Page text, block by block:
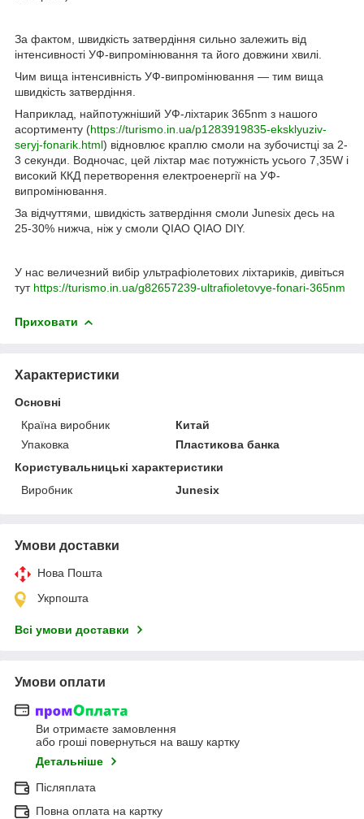
За фактом, швидкість затвердіння сильно залежить від
інтенсивності УФ-випромінювання та його довжини хвилі.
Чим вища інтенсивність УФ-випромінювання — тим вища
швидкість затвердіння.
Наприклад, найпотужніший УФ-ліхтарик 365nm з нашого
асортименту (https://turismo.in.ua/p1283919835-eksklyuziv-
seryj-fonarik.html) відновлює краплю смоли на зубочистці за 2-
3 секунди. Водночас, цей ліхтар має потужність усього 7,35W і
високий ККД перетворення електроенергії на УФ-
випромінювання.
За відчуттями, швидкість затвердіння смоли Junesix десь на
25-30% нижча, ніж у смоли QIAO QIAO DIY.
У нас величезний вибір ультрафіолетових ліхтариків, дивіться
тут https://turismo.in.ua/g82657239-ultrafioletovye-fonari-365nm
Приховати
Характеристики
Основні
Країна виробник
Китай
Упаковка
Пластикова банка
Користувальницькі характеристики
Виробник
Junesix
Умови доставки
Нова Пошта
Укрпошта
Всі умови доставки
Умови оплати
Ви отримаєте замовлення
або гроші повернуться на вашу картку
Детальніше
Післяплата
Повна оплата на картку